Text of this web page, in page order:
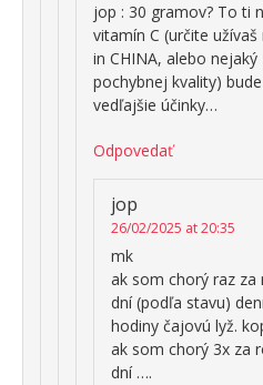
jop : 30 gramov? To ti
vitamín C (určite
in CHINA, alebo
pochybnej kvality)
vedľajšie účinky…
Odpovedať
jop
26/02/2025 at 20:35
mk
ak som chorý raz
dní (podľa stavu)
hodiny čajovú lyž.
ak som chorý 3x za
dní ….